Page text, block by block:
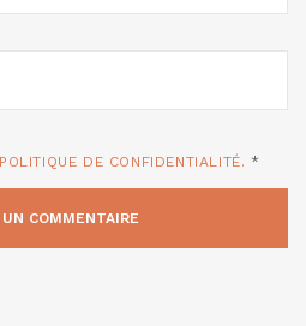
DE CONFIDENTIALITÉ. *